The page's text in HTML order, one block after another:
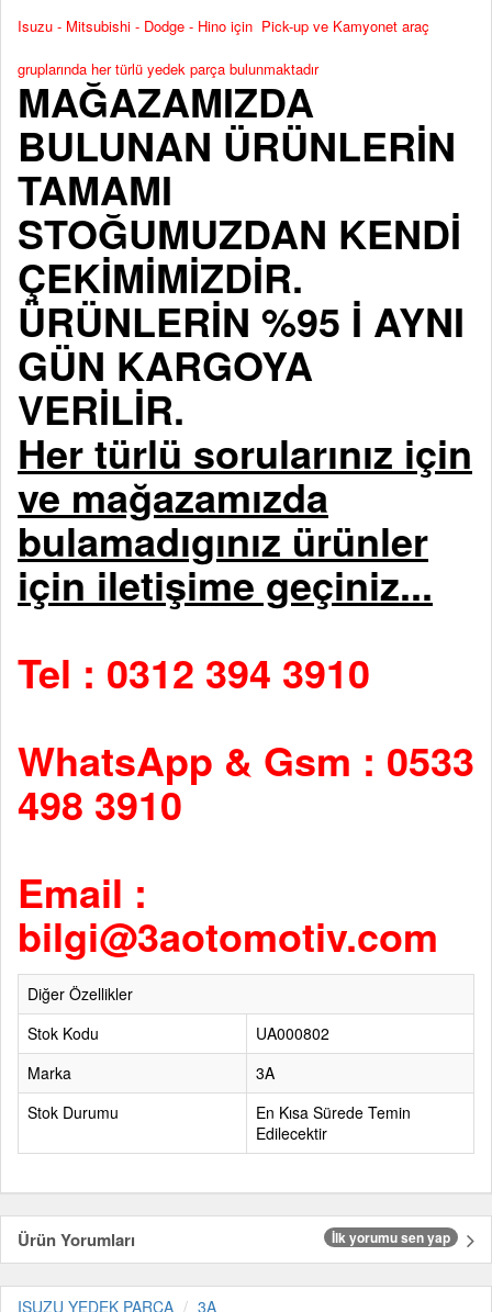
Isuzu - Mitsubishi - Dodge - Hino için Pick-up ve Kamyonet araç
gruplarında her türlü yedek parça bulunmaktadır
MAĞAZAMIZDA
BULUNAN ÜRÜNLERİN
TAMAMI
STOĞUMUZDAN KENDİ
ÇEKİMİMİZDİR.
ÜRÜNLERİN %95 İ AYNI
GÜN KARGOYA
VERİLİR.
Her türlü sorularınız için
ve mağazamızda
bulamadıgınız ürünler
için iletişime geçiniz...
Tel : 0312 394 3910
WhatsApp & Gsm : 0533
498 3910
Email :
bilgi@3aotomotiv.com
Diğer Özellikler
Stok Kodu
UA000802
Marka
3A
Stok Durumu
En Kısa Sürede Temin
Edilecektir
Ürün Yorumları İlk yorumu sen yap
ISUZU YEDEK PARÇA 3A